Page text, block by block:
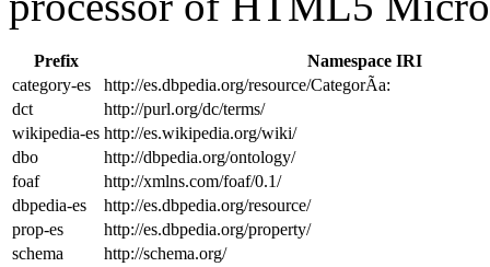
Prefix
Namespace IRI
category-es
http://es.dbpedia.org/resource/CategorÃ­a:
dct
http://purl.org/dc/terms/
wikipedia-es http://es.wikipedia.org/wiki/
dbo
http://dbpedia.org/ontology/
foaf
http://xmlns.com/foaf/0.1/
dbpedia-es
http://es.dbpedia.org/resource/
prop-es
http://es.dbpedia.org/property/
schema
http://schema.org/